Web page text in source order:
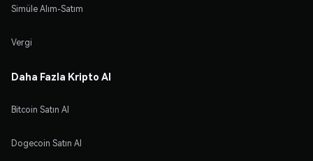
Simüle Alım-Satım
Vergi
Daha Fazla Kripto Al
Bitcoin Satın Al
Dogecoin Satın Al